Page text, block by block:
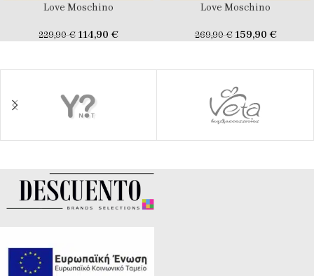
Love Moschino
229,90€ 114,90 €
Love Moschino
269,90€ 159,90 €